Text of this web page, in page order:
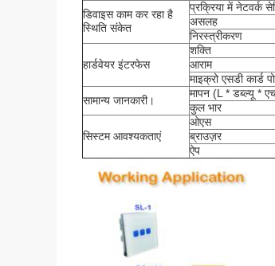
डिवाइस काम कर रहा है
स्थिति संकेत
प्रक्रिया में नेटवर्क
असलह
निरस्त्रीकरण
हार्डवेयर इंटरफेस
शक्ति
आराम
माइक्रो एसडी कार्ड
सामान्य जानकारी।
मापन (L * डब्ल्यू *
कुल भार
सिस्टम आवश्यकताएं
ओएस
ब्राउज़र
ऐप